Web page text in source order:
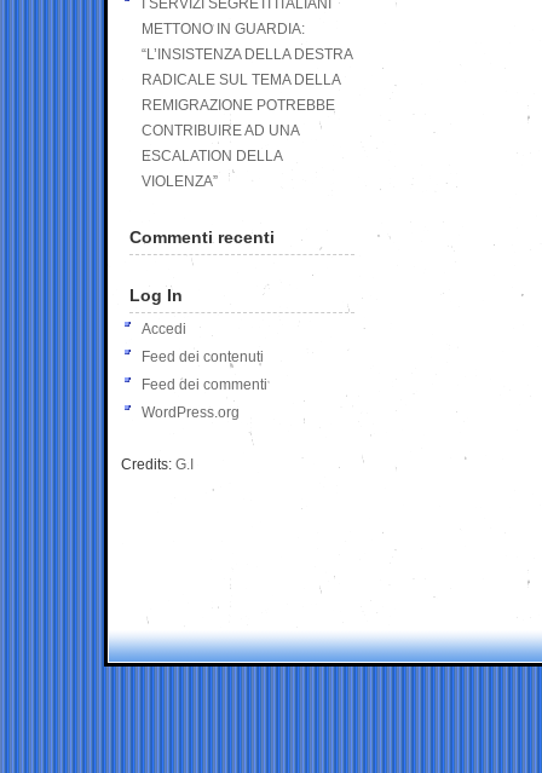
I SERVIZI SEGRETI ITALIANI
METTONO IN GUARDIA:
“L’INSISTENZA DELLA DESTRA
RADICALE SUL TEMA DELLA
REMIGRAZIONE POTREBBE
CONTRIBUIRE AD UNA
ESCALATION DELLA
VIOLENZA”
Commenti recenti
Log In
Accedi
Feed dei contenuti
Feed dei commenti
WordPress.org
Credits: G.I